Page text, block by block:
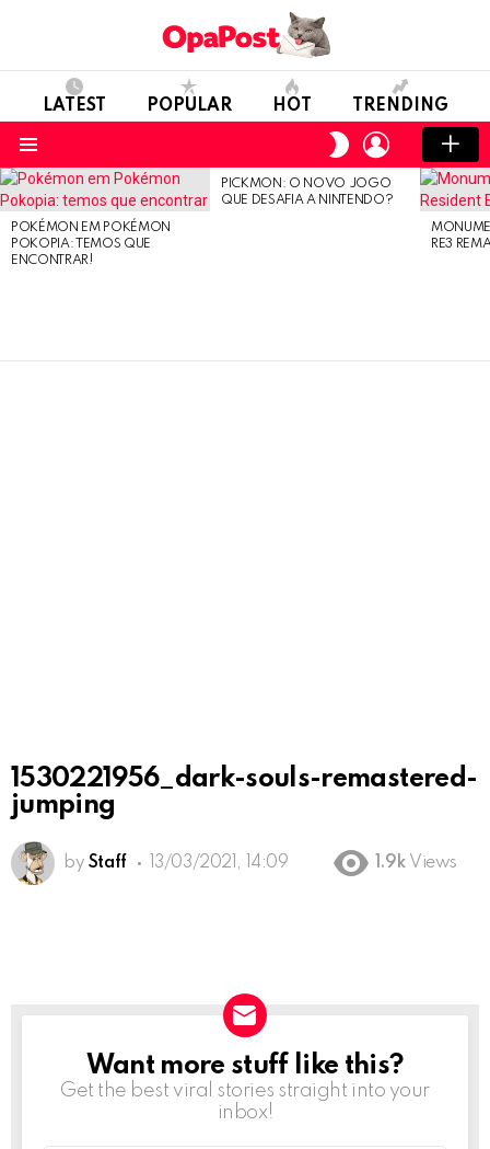
LATEST POPULAR HOT TRENDING
SWITCH
SKIN
LOGIN
LATEST
STORIES
POKÉMON EM POKÉMON
POKOPIA: TEMOS QUE
ENCONTRAR!
PICKMON: O NOVO JOGO
QUE DESAFIA A NINTENDO?
RE3
1530221956_dark-souls-remastered-
jumping
by Staff 13/03/2021, 14:09 1.9k Views
NEWSLETTER
Want more stuff like this?
Get the best viral stories straight into your
inbox!